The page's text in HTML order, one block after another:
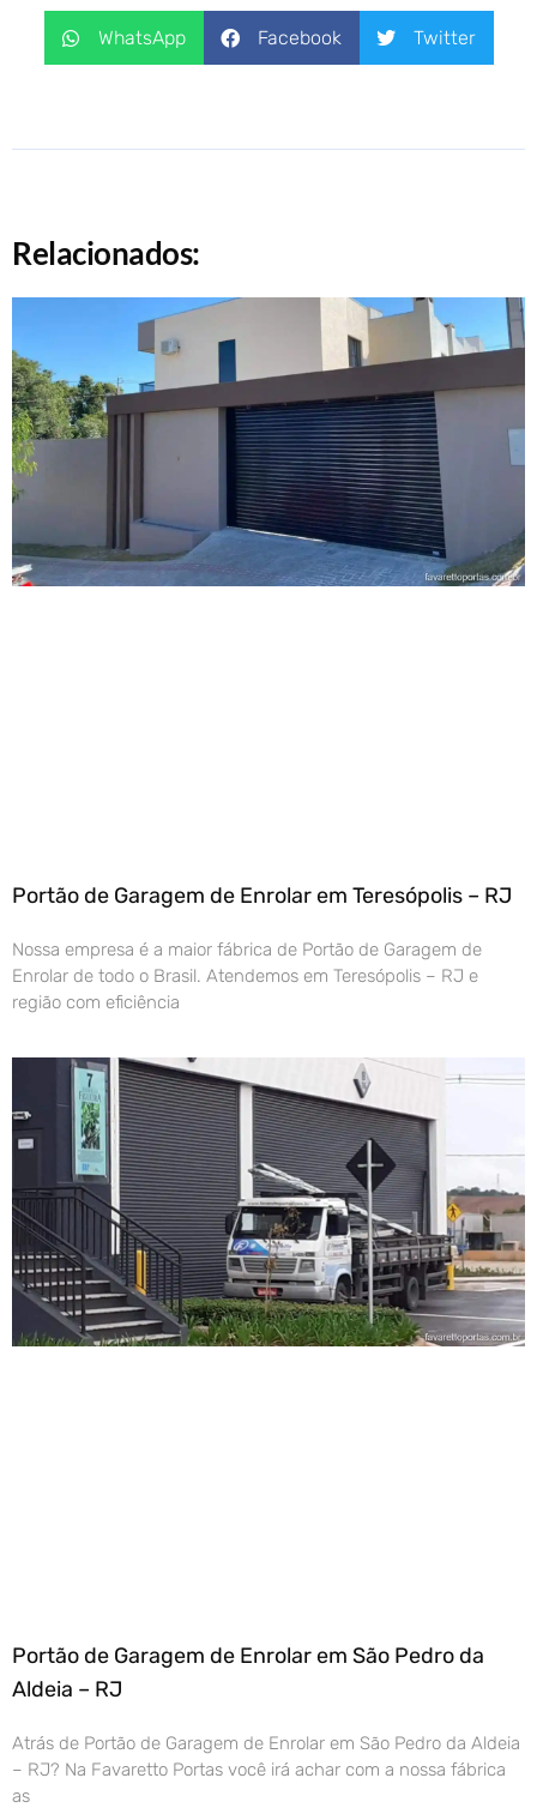
WhatsApp Facebook Twitter
Relacionados:
Portão de Garagem de Enrolar em Teresópolis – RJ
Nossa empresa é a maior fábrica de Portão de Garagem de
Enrolar de todo o Brasil. Atendemos em Teresópolis – RJ e
região com eficiência
Portão de Garagem de Enrolar em São Pedro da
Aldeia – RJ
Atrás de Portão de Garagem de Enrolar em São Pedro da Aldeia
– RJ? Na Favaretto Portas você irá achar com a nossa fábrica
as